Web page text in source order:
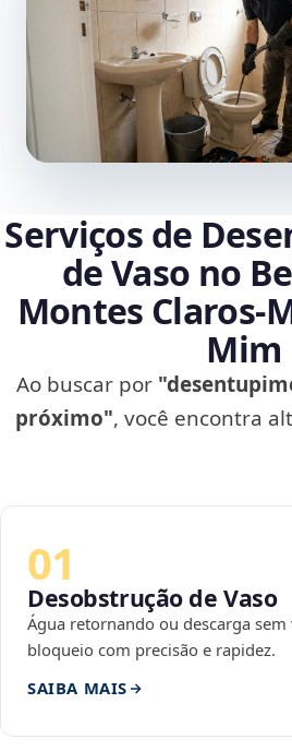
Serviços de
de Vaso no
Montes
Mim
Ao buscar por
próximo", você encontra
01
Desobstrução de Vaso
Água retornando ou descarga sem
bloqueio com precisão e rapidez.
SAIBA MAIS